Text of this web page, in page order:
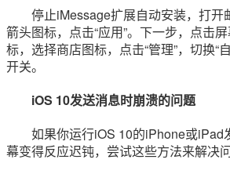
停止iMessage扩展自动安装，打开
箭头图标，点击“应用”。下一步，点击
标，选择商店图标，点击“管理”，切换“
开关。
iOS 10发送消息时崩溃的问题
如果你运行iOS 10的iPhone或iPad
幕变得反应迟钝，尝试这些方法来解决问